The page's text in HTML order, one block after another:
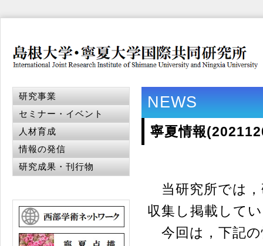
NEWS
寧夏情報
当研究所では，
収集し掲載して
今回は，下記
研究事業
セミナー・イベント
人材育成
情報の発信
研究成果・刊行物